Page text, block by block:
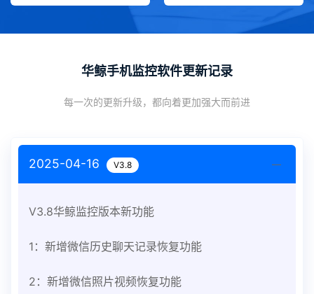
华鲸手机监控软件更新记录
每一次的更新升级，都向着更加强大而前进
2025-04-16 V3.8
V3.8华鲸监控版本新功能
1：新增微信历史聊天记录恢复功能
2：新增微信照片视频恢复功能